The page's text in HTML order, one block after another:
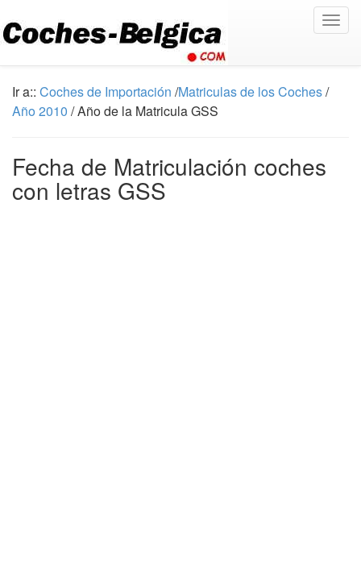
Ir a:: Coches de Importación /Matriculas de los Coches/
Año 2010 / Año de la Matricula GSS
Fecha de Matriculación coches
con letras GSS